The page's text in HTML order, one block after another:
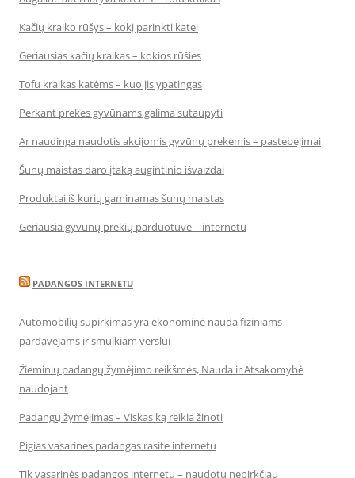
Kačių kraiko rūšys – kokį parinkti katei
Geriausias kačių kraikas – kokios rūšies
Tofu kraikas katėms – kuo jis ypatingas
Perkant prekes gyvūnams galima sutaupyti
Ar naudinga naudotis akcijomis gyvūnų prekėmis – pastebėjimai
Šunų maistas daro įtaką augintinio išvaizdai
Produktai iš kurių gaminamas šunų maistas
Geriausia gyvūnų prekių parduotuvė – internetu
PADANGOS INTERNETU
Automobilių supirkimas yra ekonominė nauda fiziniams
pardavėjams ir smulkiam verslui
Žieminių padangų žymėjimo reikšmės, Nauda ir Atsakomybė
naudojant
Padangų žymėjimas – Viskas ką reikia žinoti
Pigias vasarines padangas rasite internetu
Tik vasarinės padangos internetu – naudotų nepirkčiau